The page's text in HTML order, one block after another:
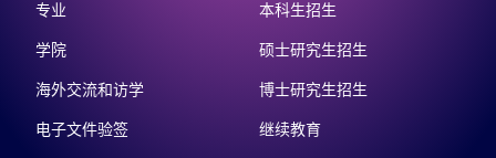
专业
学院
海外交流和访学
电子文件验签
本科生招生
硕士研究生招生
博士研究生招生
继续教育